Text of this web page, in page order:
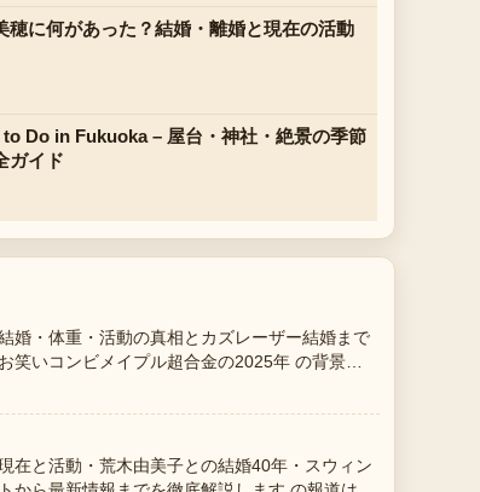
穂に何があった？結婚・離婚と現在の活動
Do in Fukuoka – 屋台・神社・絶景の季節
ガイド
婚・体重・活動の真相とカズレーザー結婚まで
笑いコンビメイプル超合金の2025年 の背景説
す。ライブ更新を続けてください。
在と活動・荒木由美子との結婚40年・スウィン